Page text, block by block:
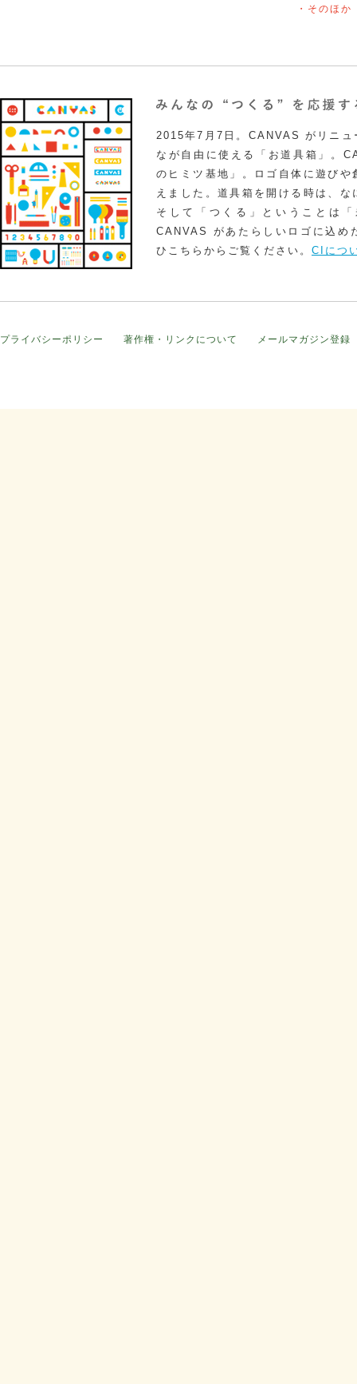
・そのほか
2015年7月7日。CANVAS がリニュ
なが自由に使える「お道具箱」。
のヒミツ基地」。ロゴ自体に遊び
えました。道具箱を開ける時は、
そして「つくる」ということは
CANVAS があたらしいロゴに込め
ひこちらからご覧ください。 CIにつ
プライバシーポリシー 著作権・リンクについて メールマガジン登録